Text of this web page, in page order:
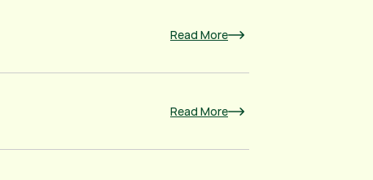
Read More
Read More